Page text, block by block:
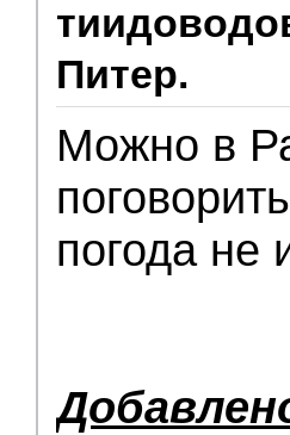
Питер.
Можно в
погода не